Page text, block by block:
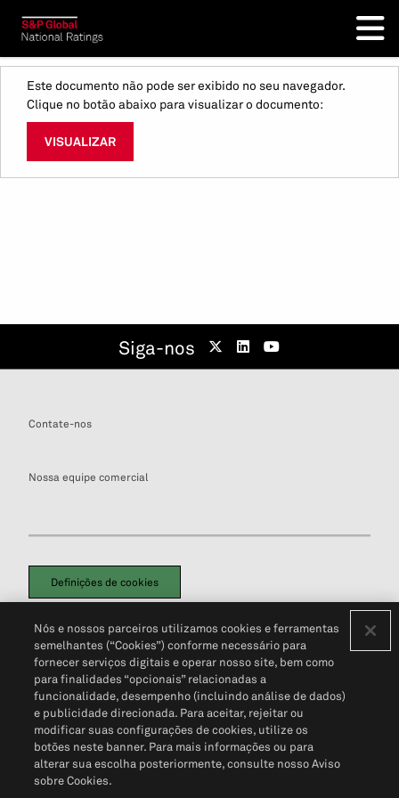
Este documento não pode ser exibido no seu navegador.
Clique no botão abaixo para visualizar o documento:
VISUALIZAR
Siga-nos
Contate-nos
Nossa equipe comercial
Definições de cookies
Política de PrivacidadePortal de privacidade do cliente (em inglês)
Não Venda Minhas Informações Pessoais© 2026 S&P Global
Nós e nossos parceiros utilizamos cookies e ferramentas
semelhantes (“Cookies”) conforme necessário para
fornecer serviços digitais e operar nosso site, bem como
para finalidades “opcionais” relacionadas a
funcionalidade, desempenho (incluindo análise de dados)
e publicidade direcionada. Para aceitar, rejeitar ou
modificar suas configurações de cookies, utilize os
botões neste banner. Para mais informações ou para
alterar sua escolha posteriormente, consulte nosso Aviso
sobre Cookies.